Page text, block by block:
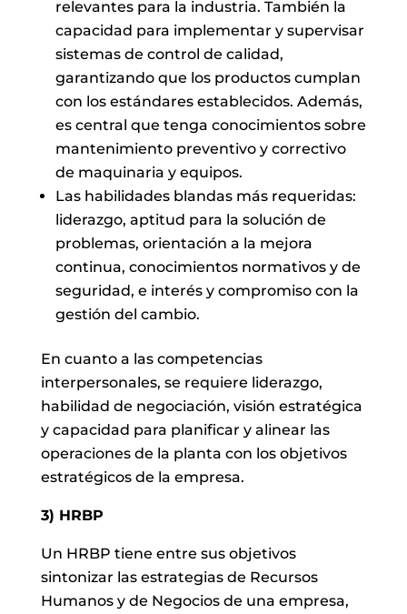
relevantes para la industria. También la
capacidad para implementar y supervisar
sistemas de control de calidad,
garantizando que los productos cumplan
con los estándares establecidos. Además,
es central que tenga conocimientos sobre
mantenimiento preventivo y correctivo
de maquinaria y equipos.
Las habilidades blandas más requeridas:
liderazgo, aptitud para la solución de
problemas, orientación a la mejora
continua, conocimientos normativos y de
seguridad, e interés y compromiso con la
gestión del cambio.
En cuanto a las competencias
interpersonales, se requiere liderazgo,
habilidad de negociación, visión estratégica
y capacidad para planificar y alinear las
operaciones de la planta con los objetivos
estratégicos de la empresa.
3) HRBP
Un HRBP tiene entre sus objetivos
sintonizar las estrategias de Recursos
Humanos y de Negocios de una empresa,